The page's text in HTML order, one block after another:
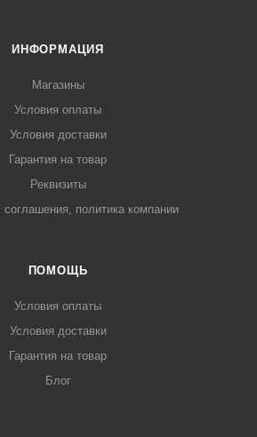
ИНФОРМАЦИЯ
Магазины
Условия оплаты
Условия доставки
Гарантия на товар
Реквизиты
политика компании
ПОМОЩЬ
Условия оплаты
Условия доставки
Гарантия на товар
Блог